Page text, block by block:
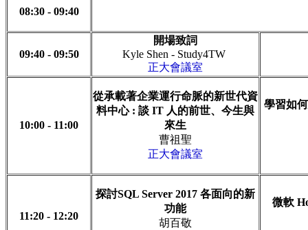
08:30 - 09:40
09:40 - 09:50
開場致詞
Kyle Shen - Study4TW
正大會議室
10:00 - 11:00
從承載著企業運行命脈的新世代資
料中心 : 談 IT 人的前世、今生與
來生
曹祖聖
正大會議室
學習如
11:20 - 12:20
探討SQL Server 2017 各面向的新
功能
胡百敬
微軟